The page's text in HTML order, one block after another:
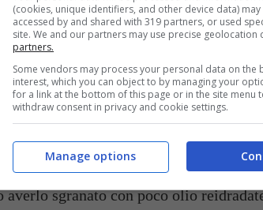
e lasciate riposare 30 minuti.
da parte. Se necessario
circa. Togliete i crostacei, filtrate il
parte.
(cookies, unique identifiers, and other device data)
accessed by and shared with 319 partners, or used
site. We and our partners may use precise geolocation
partners.
Some vendors may process your personal data on the
interest, which you can object to by managing your
for a link at the bottom of this page or in the site menu
withdraw consent in privacy and cookie settings.
Manage options